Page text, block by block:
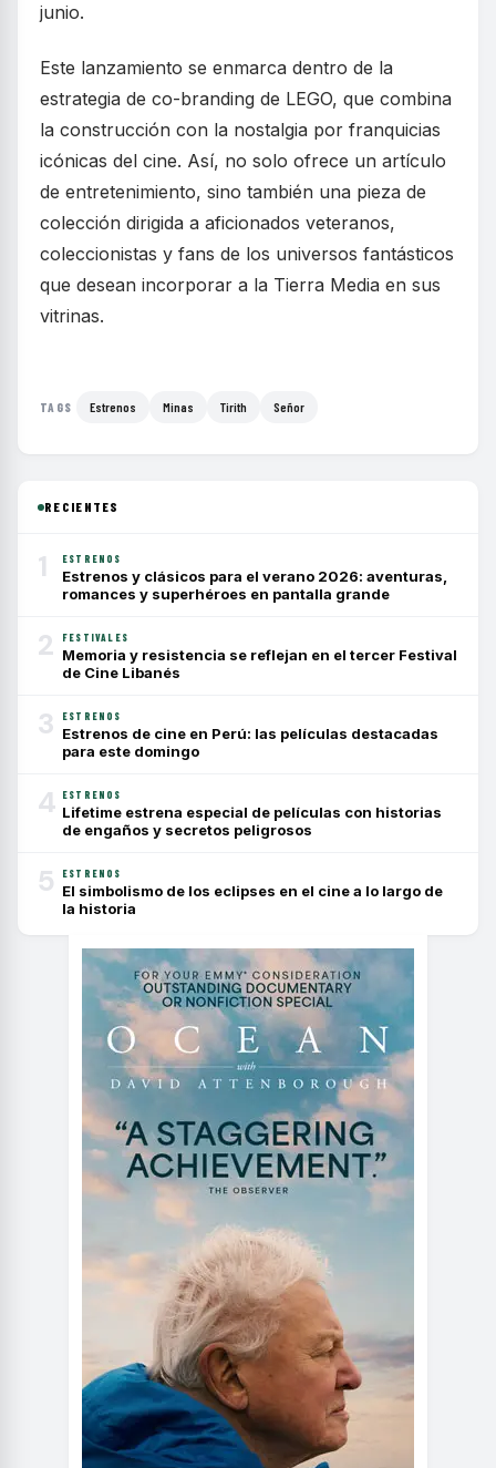
junio.
Este lanzamiento se enmarca dentro de la
estrategia de co-branding de LEGO, que combina
la construcción con la nostalgia por franquicias
icónicas del cine. Así, no solo ofrece un artículo
de entretenimiento, sino también una pieza de
colección dirigida a aficionados veteranos,
coleccionistas y fans de los universos fantásticos
que desean incorporar a la Tierra Media en sus
vitrinas.
TAGS Estrenos Minas Tirith Señor
RECIENTES
1 ESTRENOS
Estrenos y clásicos para el verano 2026: aventuras,
romances y superhéroes en pantalla grande
2 FESTIVALES
Memoria y resistencia se reflejan en el tercer Festival
de Cine Libanés
3 ESTRENOS
Estrenos de cine en Perú: las películas destacadas
para este domingo
4 ESTRENOS
Lifetime estrena especial de películas con historias
de engaños y secretos peligrosos
5 ESTRENOS
El simbolismo de los eclipses en el cine a lo largo de
la historia